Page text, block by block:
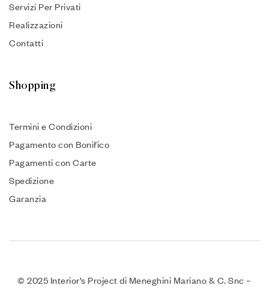
Servizi Per Privati
Realizzazioni
Contatti
Shopping
Termini e Condizioni
Pagamento con Bonifico
Pagamenti con Carte
Spedizione
Garanzia
© 2025 Interior’s Project di Meneghini Mariano & C. Snc –